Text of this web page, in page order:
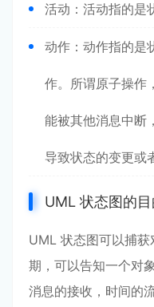
活动：活动指的是
动作：动作指的是
作。所谓原子操作
能被其他消息中断
导致状态的变更或
UML 状态图的目
UML 状态图可以捕
期，可以告知一个对
消息的接收，时间的